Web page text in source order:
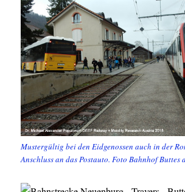
Mustergültig bei den Eidgenossen auch in der
Anschluss an das Postauto. Foto Bahnhof Buttes